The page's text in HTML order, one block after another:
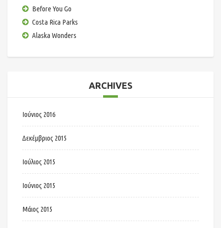
Before You Go
Costa Rica Parks
Alaska Wonders
ARCHIVES
Ιούνιος 2016
Δεκέμβριος 2015
Ιούλιος 2015
Ιούνιος 2015
Μάιος 2015